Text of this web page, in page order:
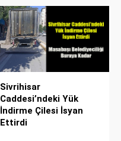
Sivrihisar
Caddesi’ndeki Yük
İndirme Çilesi İsyan
Ettirdi